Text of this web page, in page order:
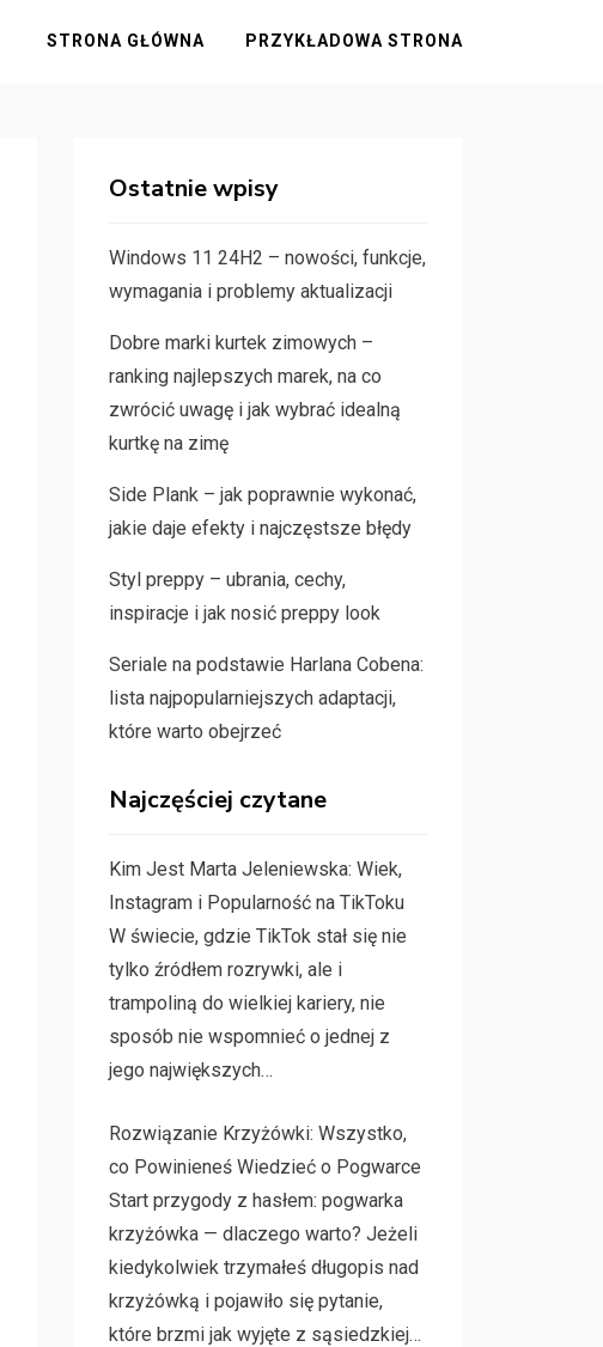
STRONA GŁÓWNA PRZYKŁADOWA STRONA
Ostatnie wpisy
Windows 11 24H2 – nowości, funkcje,
wymagania i problemy aktualizacji
Dobre marki kurtek zimowych –
ranking najlepszych marek, na co
zwrócić uwagę i jak wybrać idealną
kurtkę na zimę
Side Plank – jak poprawnie wykonać,
jakie daje efekty i najczęstsze błędy
Styl preppy – ubrania, cechy,
inspiracje i jak nosić preppy look
Seriale na podstawie Harlana Cobena:
lista najpopularniejszych adaptacji,
które warto obejrzeć
Najczęściej czytane
Kim Jest Marta Jeleniewska: Wiek,
Instagram i Popularność na TikToku
W świecie, gdzie TikTok stał się nie
tylko źródłem rozrywki, ale i
trampoliną do wielkiej kariery, nie
sposób nie wspomnieć o jednej z
jego największych…
Rozwiązanie Krzyżówki: Wszystko,
co Powinieneś Wiedzieć o Pogwarce
Start przygody z hasłem: pogwarka
krzyżówka — dlaczego warto? Jeżeli
kiedykolwiek trzymałeś długopis nad
krzyżówką i pojawiło się pytanie,
które brzmi jak wyjęte z sąsiedzkiej…